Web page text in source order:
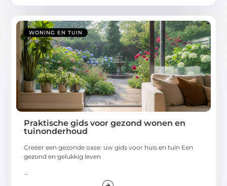
WONING EN TUIN
Praktische gids voor gezond wonen en
tuinonderhoud
Creëer een gezonde oase: uw gids voor huis en tuin Een
gezond en gelukkig leven
...